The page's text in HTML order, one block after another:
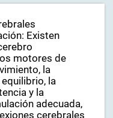
Existen
motores de
la
la
y la
adecuada,
cerebrales